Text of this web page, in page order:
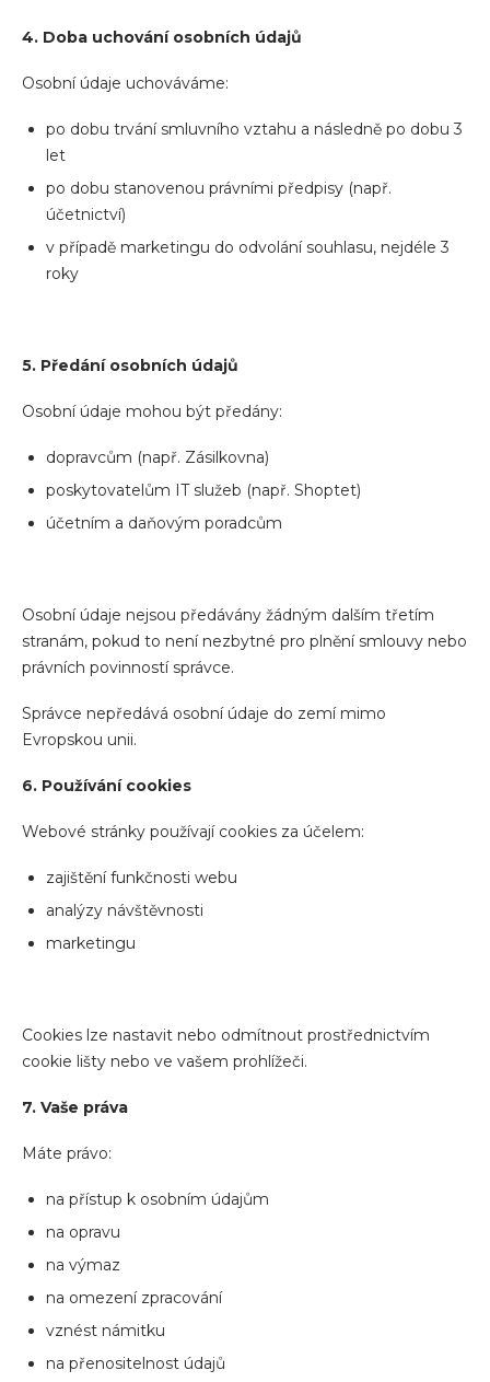
4. Doba uchování osobních údajů
Osobní údaje uchováváme:
po dobu trvání smluvního vztahu a následně po dobu 3
let
po dobu stanovenou právními předpisy (např.
účetnictví)
v případě marketingu do odvolání souhlasu, nejdéle 3
roky
5. Předání osobních údajů
Osobní údaje mohou být předány:
dopravcům (např. Zásilkovna)
poskytovatelům IT služeb (např. Shoptet)
účetním a daňovým poradcům
Osobní údaje nejsou předávány žádným dalším třetím
stranám, pokud to není nezbytné pro plnění smlouvy nebo
právních povinností správce.
Správce nepředává osobní údaje do zemí mimo
Evropskou unii.
6. Používání cookies
Webové stránky používají cookies za účelem:
zajištění funkčnosti webu
analýzy návštěvnosti
marketingu
Cookies lze nastavit nebo odmítnout prostřednictvím
cookie lišty nebo ve vašem prohlížeči.
7. Vaše práva
Máte právo:
na přístup k osobním údajům
na opravu
na výmaz
na omezení zpracování
vznést námitku
na přenositelnost údajů